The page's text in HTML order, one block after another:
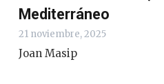
Mediterráneo
21 noviembre, 2025
Joan Masip